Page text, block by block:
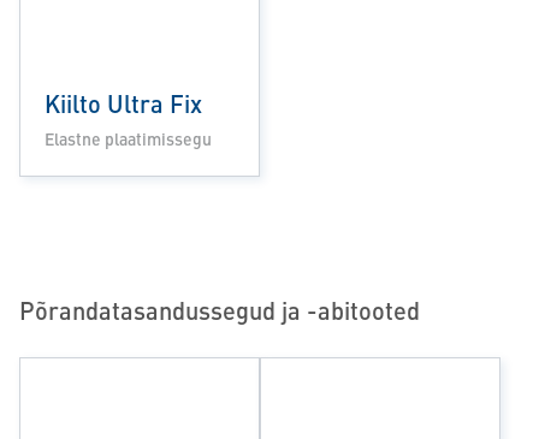
Kiilto Ultra Fix
Elastne plaatimissegu
Põrandatasandussegud ja -abitooted